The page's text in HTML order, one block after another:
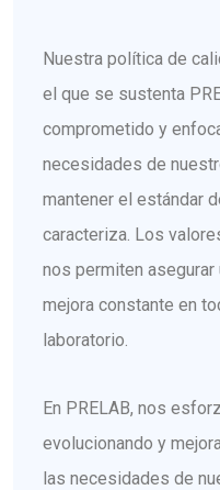
Nuestra política de
el que se sustenta
comprometido y
necesidades de
mantener el estándar
caracteriza. Los
nos permiten
mejora constante en
laboratorio.
En PRELAB, nos
evolucionando y
las necesidades de